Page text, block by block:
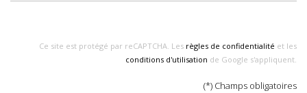
Ce site est protégé par reCAPTCHA. Les règles de confidentialité et les
conditions d'utilisation de Google s'appliquent.
(*) Champs obligatoires